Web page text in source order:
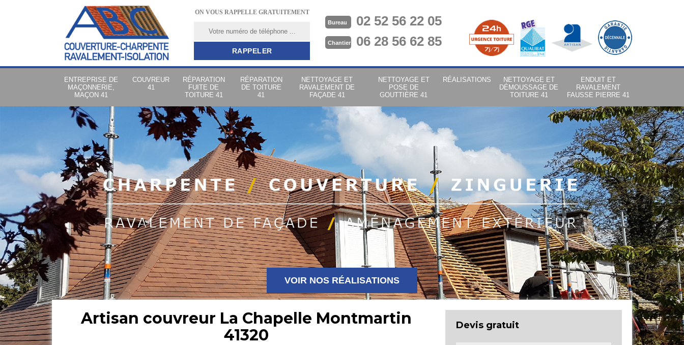
ON VOUS RAPPELLE GRATUITEMENT
Bureau 02 52 56 22 05
Chantier 06 28 56 62 85
ENTREPRISE DE
MAÇONNERIE,
MAÇON 41
COUVREUR
41
RÉPARATION
FUITE DE
TOITURE 41
RÉPARATION
DE TOITURE
41
NETTOYAGE ET
RAVALEMENT DE
FAÇADE 41
NETTOYAGE ET
POSE DE
GOUTTIÈRE 41
RÉALISATIONS
NETTOYAGE ET
DÉMOUSSAGE DE
TOITURE 41
ENDUIT ET
RAVALEMENT
FAUSSE PIERRE 41
VOIR NOS RÉALISATIONS
Artisan couvreur La Chapelle Montmartin
41320
Devis gratuit